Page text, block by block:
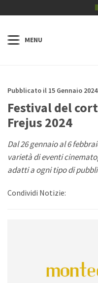
Pubblicato il 15 Gennaio
Festival del
Frejus 2024
Dal 26 gennaio al 6
varietà di eventi
adatti a ogni tipo di
Condividi Notizie: